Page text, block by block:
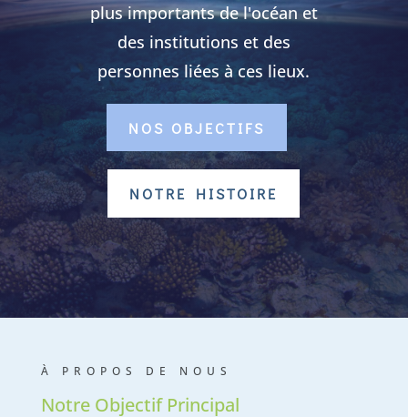
plus importants de l'océan et
des institutions et des
personnes liées à ces lieux.
NOS OBJECTIFS
NOTRE HISTOIRE
À PROPOS DE NOUS
Notre Objectif Principal